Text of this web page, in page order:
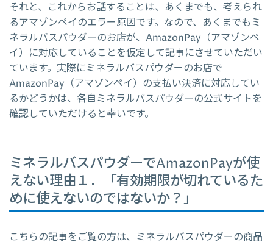
それと、これからお話することは、あくまでも、考えられ
るアマゾンペイのエラー原因です。なので、あくまでもミ
ネラルバスパウダーのお店が、AmazonPay（アマゾンペ
イ）に対応していることを仮定して記事にさせていただい
ています。実際にミネラルバスパウダーのお店で
AmazonPay（アマゾンペイ）の支払い決済に対応してい
るかどうかは、各自ミネラルバスパウダーの公式サイトを
確認していただけると幸いです。
ミネラルバスパウダーでAmazonPayが使
えない理由１．「有効期限が切れているた
めに使えないのではないか？」
こちらの記事をご覧の方は、ミネラルバスパウダーの商品